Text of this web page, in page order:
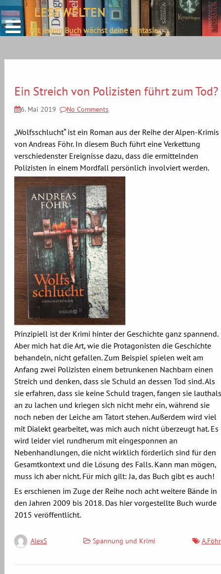
define('DISALLOW_FILE_EDIT', true);
define('DISALLOW_FILE_MODS', true);
content
LESEWELTEN
Mit jedem Buch wächst deine Fantasie.
Ein Streich von Polizisten führt zum Tod?
6. Mai 2019 No Comments
„Wolfsschlucht“ ist ein Roman aus der Reihe der Alpen-Krimis
von Andreas Föhr. In diesem Buch führt eine Verkettung
verschiedenster Ereignisse dazu, dass die ermittelnden
Polizisten in einem Mordfall persönlich involviert werden.
Prinzipiell ist der Krimi hinter der Geschichte ganz spannend.
Aber mich hat die Art, wie die Protagonisten die Geschichte
behandeln, nicht gefallen. Zum Beispiel spielen weit am
Anfang zwei Polizisten einem betrunkenen Nachbarn einen
Streich und denken, dass sie Schuld an dessen Tod sind. Als
sie erfahren, dass sie keine Schuld tragen, fangen sie lauthals
an zu lachen und kriegen sich nicht mehr ein, während sie
noch neben der Leiche am Tatort stehen. Außerdem wird viel
mit Dialekt gearbeitet, was mich auch nicht überzeugt hat. Es
wird leider viel rundherum mit eingesponnen an
Nebenhandlungen, die nicht wirklich förderlich sind für den
Gesamtkontext und die Lösung des Falls. Kann man mögen,
muss ich aber nicht. Für mich gilt: Ja, das Buch gibt es auch!
Es erschienen im Zuge der Reihe noch acht weitere Bände in
den Jahren 2009 bis 2018. Das hier vorgestellte Buch wurde
2015 veröffentlicht.
AlexS Spannung und Krimi A.Föhr